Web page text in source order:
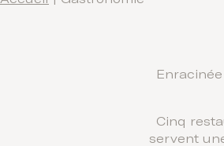
Cinq
servent